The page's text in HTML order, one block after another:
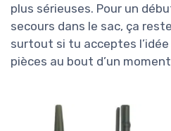
plus sérieuses. Pour un
secours dans le sac, ça
surtout si tu acceptes
pièces au bout d’un